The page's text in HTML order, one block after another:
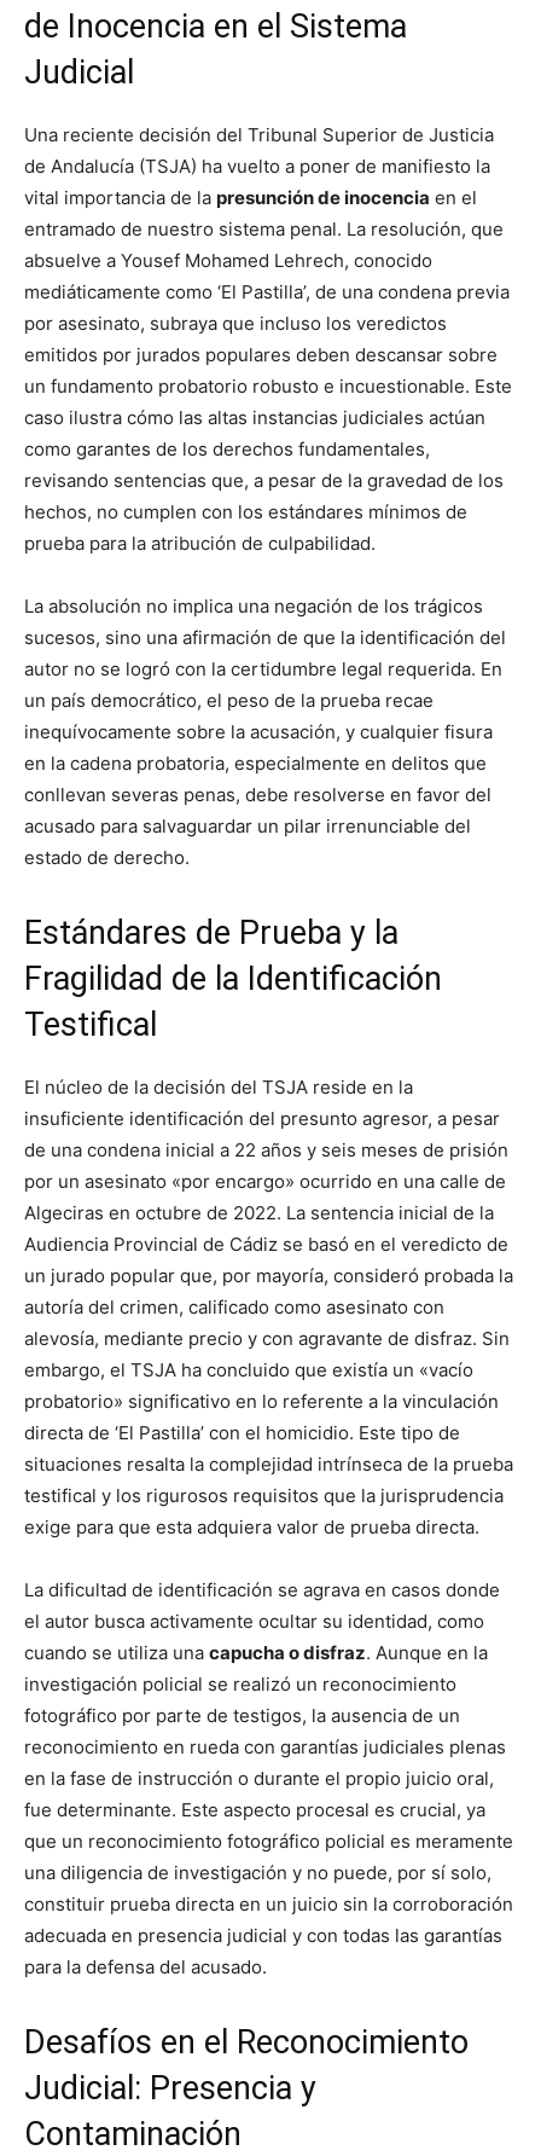
de Inocencia en el Sistema
Judicial
Una reciente decisión del Tribunal Superior de Justicia
de Andalucía (TSJA) ha vuelto a poner de manifiesto la
vital importancia de la presunción de inocencia en el
entramado de nuestro sistema penal. La resolución, que
absuelve a Yousef Mohamed Lehrech, conocido
mediáticamente como ‘El Pastilla’, de una condena previa
por asesinato, subraya que incluso los veredictos
emitidos por jurados populares deben descansar sobre
un fundamento probatorio robusto e incuestionable. Este
caso ilustra cómo las altas instancias judiciales actúan
como garantes de los derechos fundamentales,
revisando sentencias que, a pesar de la gravedad de los
hechos, no cumplen con los estándares mínimos de
prueba para la atribución de culpabilidad.
La absolución no implica una negación de los trágicos
sucesos, sino una afirmación de que la identificación del
autor no se logró con la certidumbre legal requerida. En
un país democrático, el peso de la prueba recae
inequívocamente sobre la acusación, y cualquier fisura
en la cadena probatoria, especialmente en delitos que
conllevan severas penas, debe resolverse en favor del
acusado para salvaguardar un pilar irrenunciable del
estado de derecho.
Estándares de Prueba y la
Fragilidad de la Identificación
Testifical
El núcleo de la decisión del TSJA reside en la
insuficiente identificación del presunto agresor, a pesar
de una condena inicial a 22 años y seis meses de prisión
por un asesinato «por encargo» ocurrido en una calle de
Algeciras en octubre de 2022. La sentencia inicial de la
Audiencia Provincial de Cádiz se basó en el veredicto de
un jurado popular que, por mayoría, consideró probada la
autoría del crimen, calificado como asesinato con
alevosía, mediante precio y con agravante de disfraz. Sin
embargo, el TSJA ha concluido que existía un «vacío
probatorio» significativo en lo referente a la vinculación
directa de ‘El Pastilla’ con el homicidio. Este tipo de
situaciones resalta la complejidad intrínseca de la prueba
testifical y los rigurosos requisitos que la jurisprudencia
exige para que esta adquiera valor de prueba directa.
La dificultad de identificación se agrava en casos donde
el autor busca activamente ocultar su identidad, como
cuando se utiliza una capucha o disfraz. Aunque en la
investigación policial se realizó un reconocimiento
fotográfico por parte de testigos, la ausencia de un
reconocimiento en rueda con garantías judiciales plenas
en la fase de instrucción o durante el propio juicio oral,
fue determinante. Este aspecto procesal es crucial, ya
que un reconocimiento fotográfico policial es meramente
una diligencia de investigación y no puede, por sí solo,
constituir prueba directa en un juicio sin la corroboración
adecuada en presencia judicial y con todas las garantías
para la defensa del acusado.
Desafíos en el Reconocimiento
Judicial: Presencia y
Contaminación